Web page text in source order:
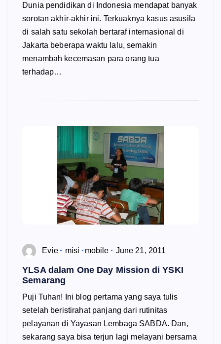
Dunia pendidikan di Indonesia mendapat banyak
sorotan akhir-akhir ini. Terkuaknya kasus asusila
di salah satu sekolah bertaraf internasional di
Jakarta beberapa waktu lalu, semakin
menambah kecemasan para orang tua
terhadap…
Evie misi mobile June 21, 2011
YLSA dalam One Day Mission di YSKI
Semarang
Puji Tuhan! Ini blog pertama yang saya tulis
setelah beristirahat panjang dari rutinitas
pelayanan di Yayasan Lembaga SABDA. Dan,
sekarang saya bisa terjun lagi melayani bersama